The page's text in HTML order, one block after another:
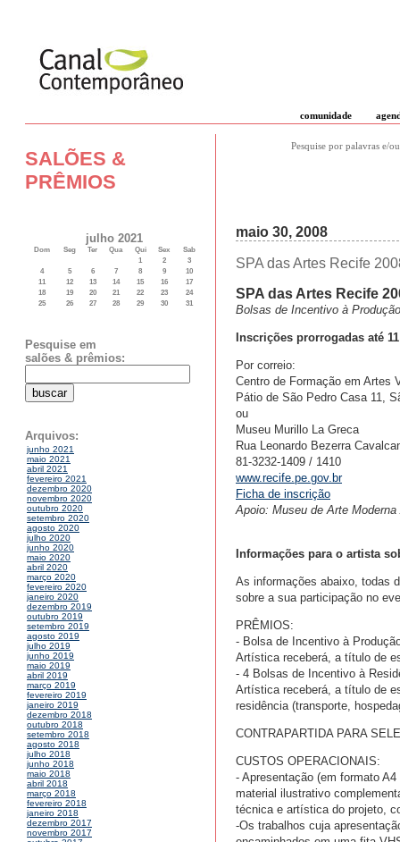
comunidade
SALÕES &
PRÊMIOS
julho 2021
Dom Seg Ter Qua Qui Sex
Sab
1
2
3
4
5 6 7 8 9
10
11
12 13 14 15 16
17
18
19 20 21 22 23
24
25
26 27 28 29 30 31
Pesquise em
salões & prêmios:
Arquivos:
junho 2021
maio 2021
abril 2021
fevereiro 2021
dezembro 2020
novembro 2020
outubro 2020
setembro 2020
agosto 2020
julho 2020
junho 2020
maio 2020
abril 2020
março 2020
fevereiro 2020
janeiro 2020
dezembro 2019
outubro 2019
setembro 2019
agosto 2019
julho 2019
junho 2019
maio 2019
abril 2019
março 2019
fevereiro 2019
janeiro 2019
dezembro 2018
outubro 2018
setembro 2018
agosto 2018
julho 2018
junho 2018
maio 2018
abril 2018
março 2018
fevereiro 2018
janeiro 2018
dezembro 2017
novembro 2017
Pesquise por palavras e/
maio 30, 2008
SPA das Artes Recife
SPA das Artes Recife
Bolsas de Incentivo à
Inscrições prorrogadas até
Por correio:
Centro de Formação em Artes
Pátio de São Pedro Casa 11,
ou
Museu Murillo La Greca
Rua Leonardo Bezerra
81-3232-1409 / 1410
www.recife.pe.gov.br
Ficha de inscrição
Apoio: Museu de Arte
Informações para o artista
As informações abaixo, todas
sobre a sua participação no
PRÊMIOS:
- Bolsa de Incentivo à
Artística receberá, a título de
- 4 Bolsas de Incentivo à
Artística receberá, a título de
residência (transporte,
CONTRAPARTIDA PARA
CUSTOS OPERACIONAIS:
- Apresentação (em formato
material ilustrativo
técnica e artística do projeto,
-Os trabalhos cuja